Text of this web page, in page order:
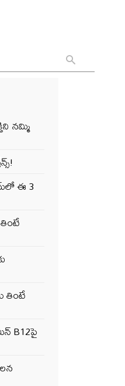
నమ్మి
ఈ 3
తింటే
B12పై